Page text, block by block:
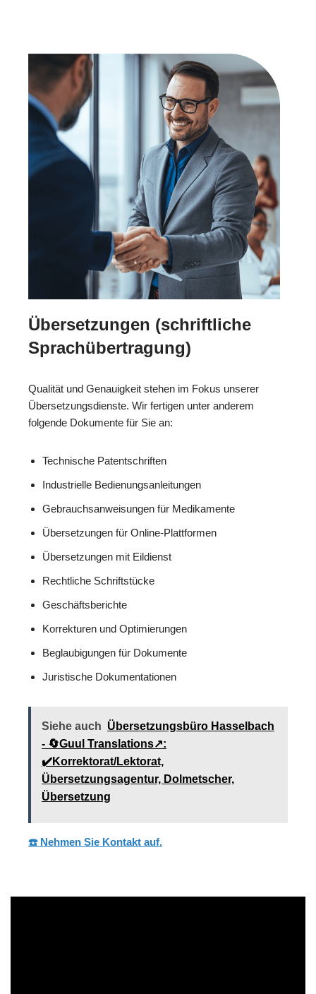
Übersetzungen (schriftliche
Sprachübertragung)
Qualität und Genauigkeit stehen im Fokus unserer
Übersetzungsdienste. Wir fertigen unter anderem
folgende Dokumente für Sie an:
Technische Patentschriften
Industrielle Bedienungsanleitungen
Gebrauchsanweisungen für Medikamente
Übersetzungen für Online-Plattformen
Übersetzungen mit Eildienst
Rechtliche Schriftstücke
Geschäftsberichte
Korrekturen und Optimierungen
Beglaubigungen für Dokumente
Juristische Dokumentationen
Siehe auch Übersetzungsbüro Hasselbach
- 🔄Guul Translations↗️:
✔️Korrektorat/Lektorat,
Übersetzungsagentur, Dolmetscher,
Übersetzung
☎️ Nehmen Sie Kontakt auf.